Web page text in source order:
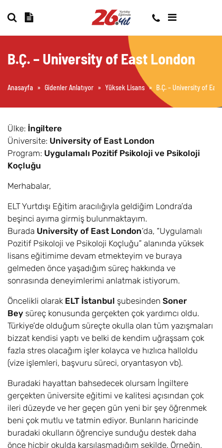
B.Ç. – University of East London
Anasayfa » Gidenler Anlatıyor » Yüksek Lisans » B.Ç. – University of
Ülke: İngiltere
Üniversite: University of East London
Program: Uygulamalı Pozitif Psikoloji ve Psikoloji
Koçluğu
Merhabalar,
ELT Yurtdışı Eğitim aracılığıyla geldiğim Londra’da
beşinci ayıma girmiş bulunmaktayım.
Burada University of East London‘da, “Uygulamalı
Pozitif Psikoloji ve Psikoloji Koçluğu” alanında yüksek
lisans eğitimime devam etmekteyim ve buraya
gelmeden önce yaşadığım süreç hakkında ve
sonrasında deneyimlerimi anlatmak istiyorum.
Öncelikli olarak ELT İstanbul şubesinden Soner
Bey süreç konusunda gerçekten çok yardımcı oldu.
Türkiye’de olduğum süreçte okulla olan tüm yazışmaları
bizzat kendisi yaptı ve belki de kendim uğraşsam çok
fazla stres olacağım işler kolayca ve hızlıca halloldu
(vize işlemleri, başvuru süreci, oryantasyon vb).
Buradaki hayattan bahsedecek olursam İngiltere
gerçekten üniversite eğitimi ve kalitesi açısından çok
ileri düzeyde ve her geçen gün yeni bir şey öğrenmek
beni çok mutlu ve tatmin ediyor. Bunların haricinde
buradaki okulların öğrenciye sunduğu destek daha
önce hiçbir okulda karşılaşmadığım şekilde. Örneğin,